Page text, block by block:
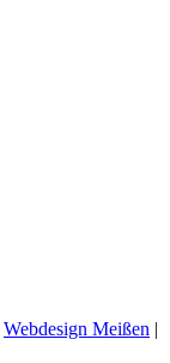
Webdesign Meißen |